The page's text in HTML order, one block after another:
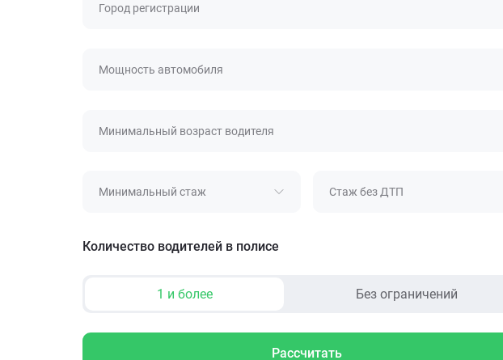
Город регистрации
Мощность автомобиля
Минимальный возраст водителя
Минимальный стаж Стаж без ДТП
Количество водителей в полисе
1 и более Без ограничений
Рассчитать